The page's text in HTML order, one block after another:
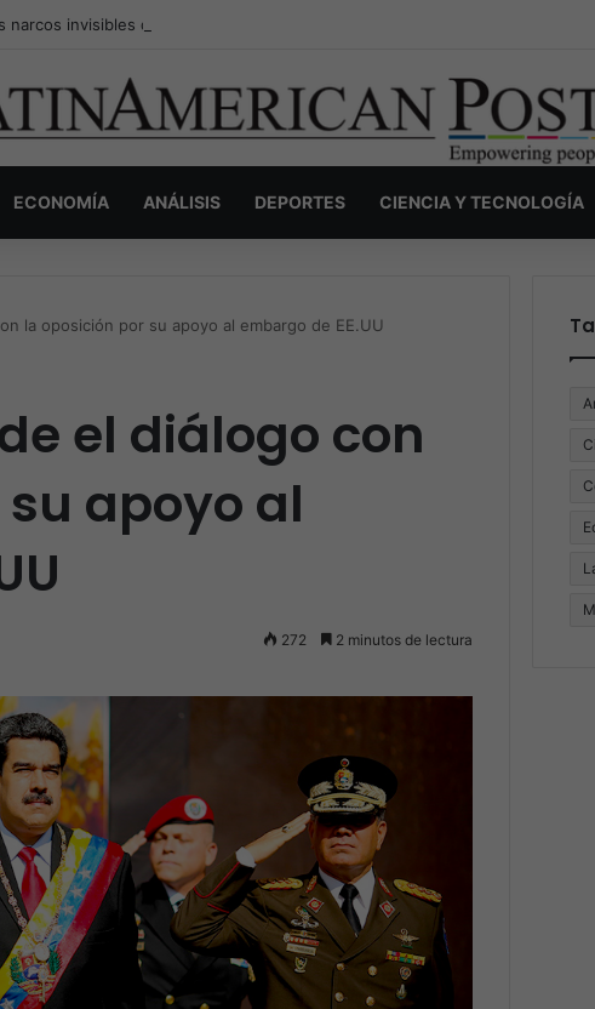
narcos invisibles de Colombia: la guerra secreta por la verdad, el poder y la
ECONOMÍA ANÁLISIS DEPORTES CIENCIA Y TECNOLOGÍA
la oposición por su apoyo al embargo de EE.UU
el diálogo con
apoyo al
272 2 minutos de lectura